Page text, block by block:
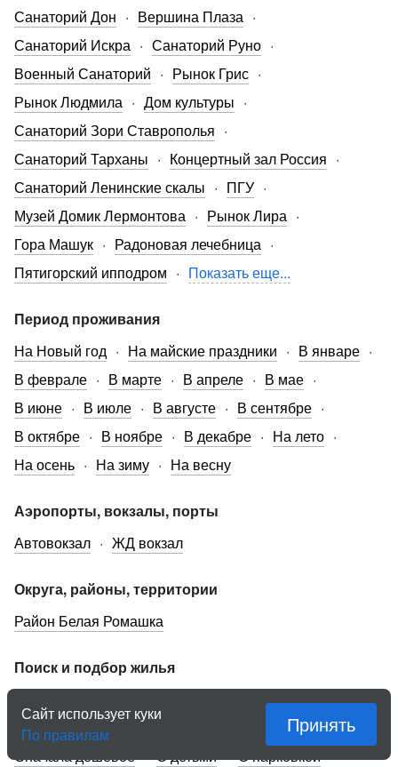
Санаторий Дон
Вершина Плаза
Санаторий Искра
Санаторий Руно
Военный Санаторий
Рынок Грис
Рынок Людмила
Дом культуры
Санаторий Зори Ставрополья
Санаторий Тарханы
Концертный зал Россия
Санаторий Ленинские скалы
ПГУ
Музей Домик Лермонтова
Рынок Лира
Гора Машук
Радоновая лечебница
Пятигорский ипподром
Показать еще...
Период проживания
На Новый год
На майские праздники
В январе
В феврале
В марте В апреле
В мае
В июне
В июле В августе
В сентябре
В октябре
В ноябре В декабре
На лето
На осень
На зиму На весну
Аэропорты, вокзалы, порты
Автовокзал
ЖД вокзал
Округа, районы, территории
Район Белая Ромашка
Поиск и подбор жилья
Для курящих
С питомцем
В командировке
Сначала дорогое
Сначала дешевое
С детьми С парковкой
Сайт использует куки
По правилам
Принять